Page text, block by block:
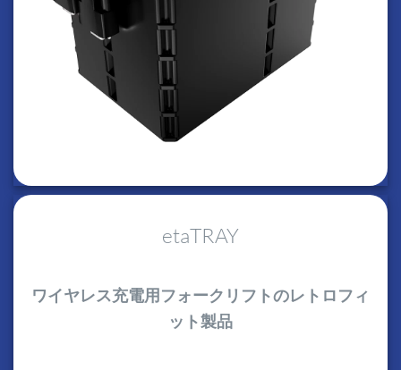
etaTRAY
ワイヤレス充電用フォークリフトのレトロフィ
ット製品